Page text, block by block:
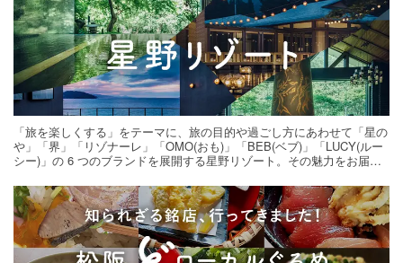
「旅を楽しくする」をテーマに、旅の目的や過ごし方にあわせて「星の
や」「界」「リゾナーレ」「OMO(おも)」「BEB(ベブ)」「LUCY(ルー
シー)」の 6 つのブランドを展開する星野リゾート。その魅力をお届け